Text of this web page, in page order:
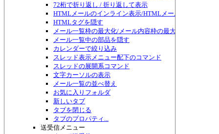
72桁で折り返し / 折り返して表示
HTMLメールのインライン表示/HTMLメール編集
HTMLタグを隠す
メール一覧枠の最大化/メール内容枠の最大化/フォルダ枠
メール一覧中の部品を隠す
カレンダーで絞り込み
スレッド表示メニュー配下のコマンド
スレッドの展開系コマンド
文字カーソルの表示
メール一覧の並べ替え
お気に入りフォルダ
新しいタブ
タブを閉じる
タブのプロパティ...
送受信メニュー